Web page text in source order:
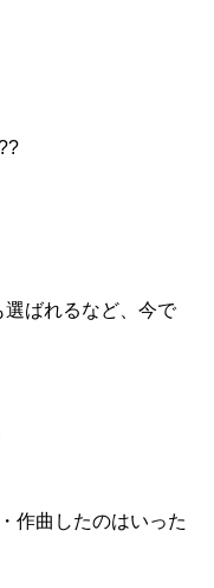
ばれるなど、今で
作曲したのはいった